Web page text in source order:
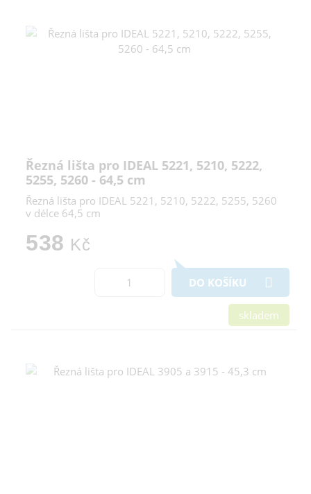
Řezná lišta pro IDEAL 5221, 5210, 5222,
5255, 5260 - 64,5 cm
Řezná lišta pro IDEAL 5221, 5210, 5222, 5255, 5260
v délce 64,5 cm
538 Kč
DO KOŠÍKU
skladem